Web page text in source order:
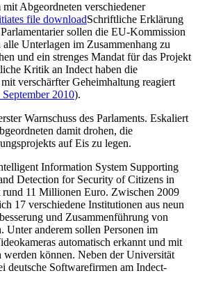
Abgeordneten verschiedener
Schriftliche Erklärung
sollen die EU-Kommission
Unterlagen im Zusammenhang zu
und ein strenges Mandat für das Projekt
Kritik an Indect haben die
verschärfter Geheimhaltung reagiert
2010).
Warnschuss des Parlaments. Eskaliert
damit drohen, die
auf Eis zu legen.
Information System Supporting
Detection for Security of Citizens in
11 Millionen Euro. Zwischen 2009
17 verschiedene Institutionen aus neun
und Zusammenführung von
Unter anderem sollen Personen im
automatisch erkannt und mit
werden können. Neben der Universität
deutsche Softwarefirmen am Indect-